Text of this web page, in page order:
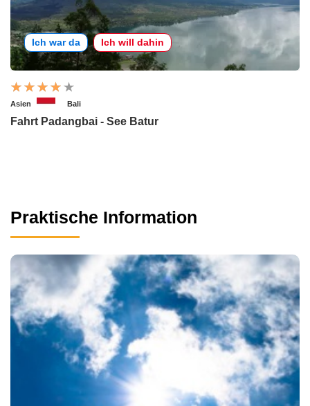
Ich war da Ich will dahin
Asien Bali
Fahrt Padangbai - See Batur
Praktische Information